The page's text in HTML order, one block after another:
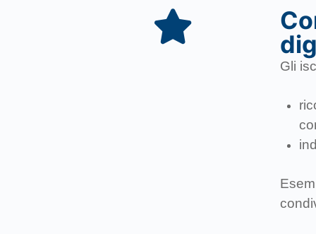
Gli